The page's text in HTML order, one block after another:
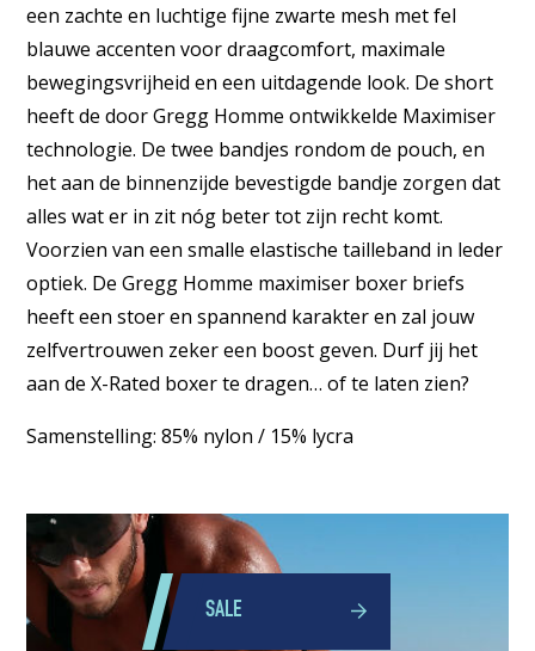
een zachte en luchtige fijne zwarte mesh met fel
blauwe accenten voor draagcomfort, maximale
bewegingsvrijheid en een uitdagende look. De short
heeft de door Gregg Homme ontwikkelde Maximiser
technologie. De twee bandjes rondom de pouch, en
het aan de binnenzijde bevestigde bandje zorgen dat
alles wat er in zit nóg beter tot zijn recht komt.
Voorzien van een smalle elastische tailleband in leder
optiek. De Gregg Homme maximiser boxer briefs
heeft een stoer en spannend karakter en zal jouw
zelfvertrouwen zeker een boost geven. Durf jij het
aan de X-Rated boxer te dragen… of te laten zien?
Samenstelling: 85% nylon / 15% lycra
SALE